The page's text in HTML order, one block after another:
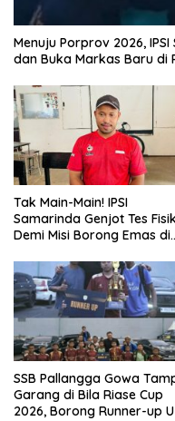
Menuju Porprov 2026,
dan Buka Markas Baru di
Tak Main-Main! IPSI
Samarinda Genjot Tes Fisik
Demi Misi Borong Emas di
SSB Pallangga Gowa
Garang di Bila Riase Cup
2026, Borong Runner-up